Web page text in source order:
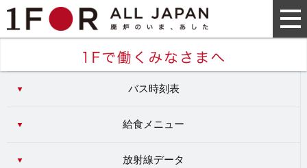
バス時刻表
給食メニュー
放射線データ